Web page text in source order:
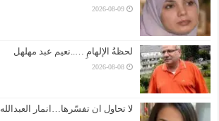
2026-08-09
لحظةُ الإلهامِ …..نعيم عبد مهلهل
2026-08-08
لا تحاول ان تفسّرها…انمار العبدالله